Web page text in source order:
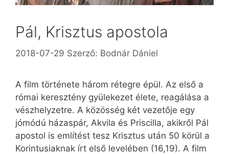
Pál, Krisztus apostola
2018-07-29 Szerző: Bodnár Dániel
A film története három rétegre épül. Az első a
római keresztény gyülekezet élete, reagálása a
vészhelyzetre. A közösség két vezetője egy
jómódú házaspár, Akvila és Priscilla, akikről Pál
apostol is említést tesz Krisztus után 50 körül a
Korintusiaknak írt első levelében (16,19). A film